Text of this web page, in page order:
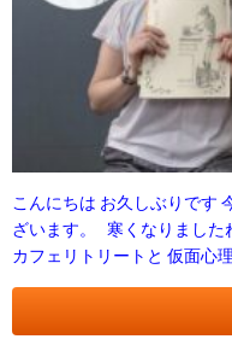
こんにちは お久しぶりです
ざいます。 寒くなりました
カフェリトリートと 仮面心